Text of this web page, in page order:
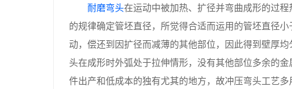
耐磨弯头在运动中被加热、扩径并弯曲成形的过
的规律确定管坯直径，所觉得合适而运用的管坯直径
动，偿还到因扩径而减薄的其他部位，因此得到壁厚
头在成形时外弧处于拉伸情形，没有其他部位多余的
件出产和低成本的独有尤其的地方，故冲压弯头工艺